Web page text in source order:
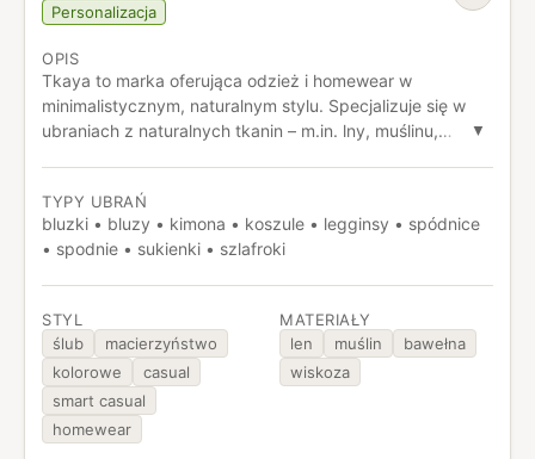
Personalizacja
OPIS
Tkaya to marka oferująca odzież i homewear w
minimalistycznym, naturalnym stylu. Specjalizuje się w
ubraniach z naturalnych tkanin – m.in. lny, muślinu,
jakości i świadomej mody.
▼
TYPY UBRAŃ
bluzki • bluzy • kimona • koszule • legginsy • spódnice
• spodnie • sukienki • szlafroki
STYL
ślub
macierzyństwo
kolorowe
casual
smart casual
homewear
MATERIAŁY
len
muślin
bawełna
wiskoza